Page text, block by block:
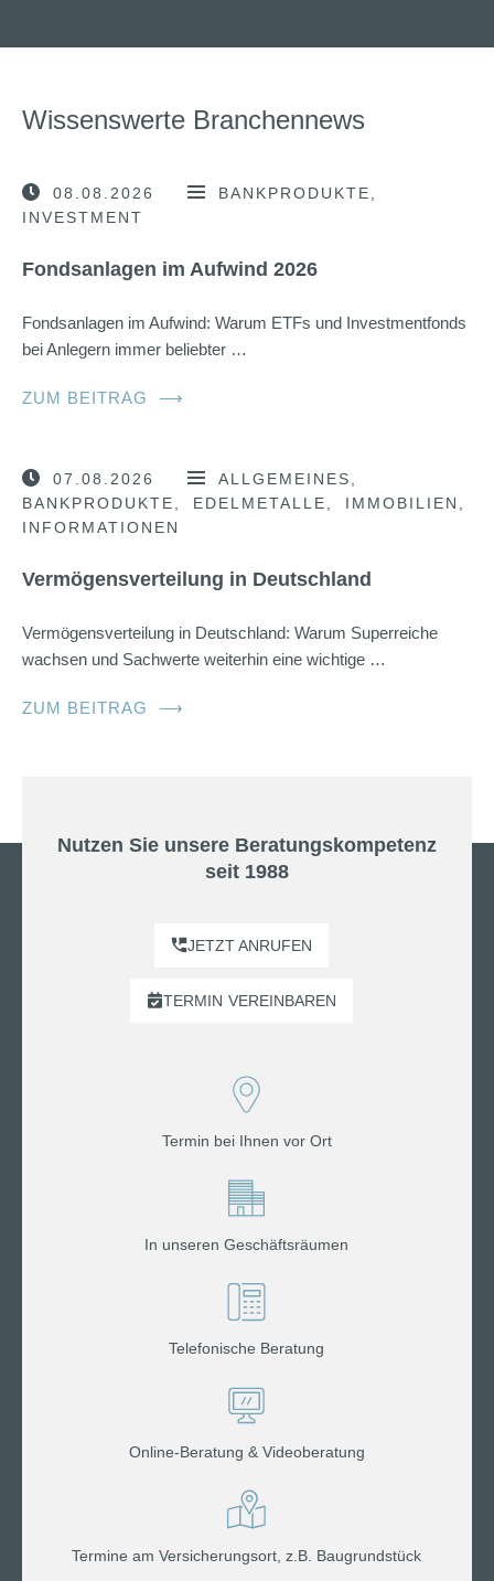
Wissenswerte Branchennews
08.08.2026
BANKPRODUKTE
INVESTMENT
Fondsanlagen im Aufwind 2026
Fondsanlagen im Aufwind: Warum ETFs und Investmentfonds
bei Anlegern immer beliebter …
ZUM BEITRAG ⟶
07.08.2026
ALLGEMEINES
BANKPRODUKTE
EDELMETALLE
IMMOBILIEN
INFORMATIONEN
Vermögensverteilung in Deutschland
Vermögensverteilung in Deutschland: Warum Superreiche
wachsen und Sachwerte weiterhin eine wichtige …
ZUM BEITRAG ⟶
Nutzen Sie unsere Beratungskompetenz
seit 1988
JETZT ANRUFEN
TERMIN VEREINBAREN
Termin bei Ihnen vor Ort
In unseren Geschäftsräumen
Telefonische Beratung
Online-Beratung & Videoberatung
Termine am Versicherungsort, z.B. Baugrundstück